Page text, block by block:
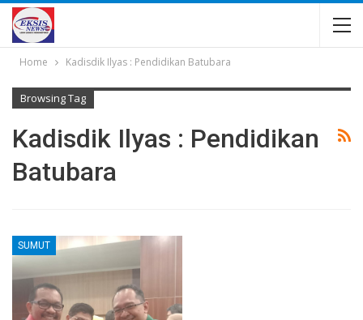
Home Kadisdik Ilyas : Pendidikan Batubara
Browsing Tag
Kadisdik Ilyas : Pendidikan
Batubara
SUMUT